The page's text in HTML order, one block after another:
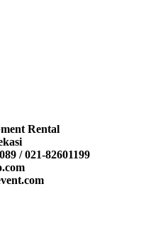
Rental
/ 021-82601199